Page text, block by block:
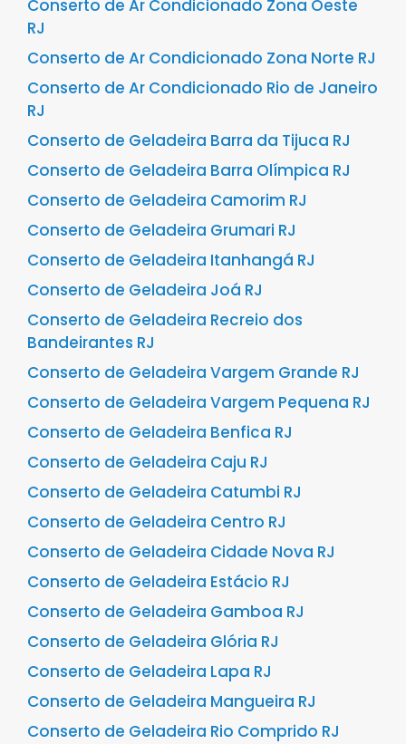
Conserto de Ar Condicionado Zona Oeste
RJ
Conserto de Ar Condicionado Zona Norte RJ
Conserto de Ar Condicionado Rio de Janeiro
RJ
Conserto de Geladeira Barra da Tijuca RJ
Conserto de Geladeira Barra Olímpica RJ
Conserto de Geladeira Camorim RJ
Conserto de Geladeira Grumari RJ
Conserto de Geladeira Itanhangá RJ
Conserto de Geladeira Joá RJ
Conserto de Geladeira Recreio dos
Bandeirantes RJ
Conserto de Geladeira Vargem Grande RJ
Conserto de Geladeira Vargem Pequena RJ
Conserto de Geladeira Benfica RJ
Conserto de Geladeira Caju RJ
Conserto de Geladeira Catumbi RJ
Conserto de Geladeira Centro RJ
Conserto de Geladeira Cidade Nova RJ
Conserto de Geladeira Estácio RJ
Conserto de Geladeira Gamboa RJ
Conserto de Geladeira Glória RJ
Conserto de Geladeira Lapa RJ
Conserto de Geladeira Mangueira RJ
Conserto de Geladeira Rio Comprido RJ